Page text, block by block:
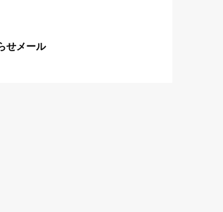
せメール